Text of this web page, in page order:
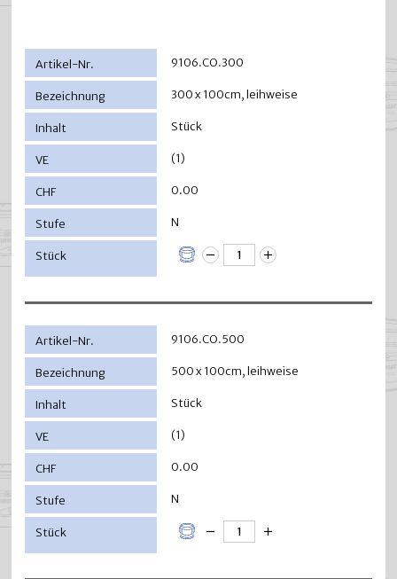
9106.CO.300
300 x 100cm, leihweise
Stück
(1)
0.00
N
9106.CO.500
500 x 100cm, leihweise
Stück
(1)
0.00
N